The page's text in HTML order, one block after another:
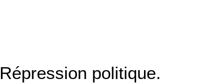
Répression politique.